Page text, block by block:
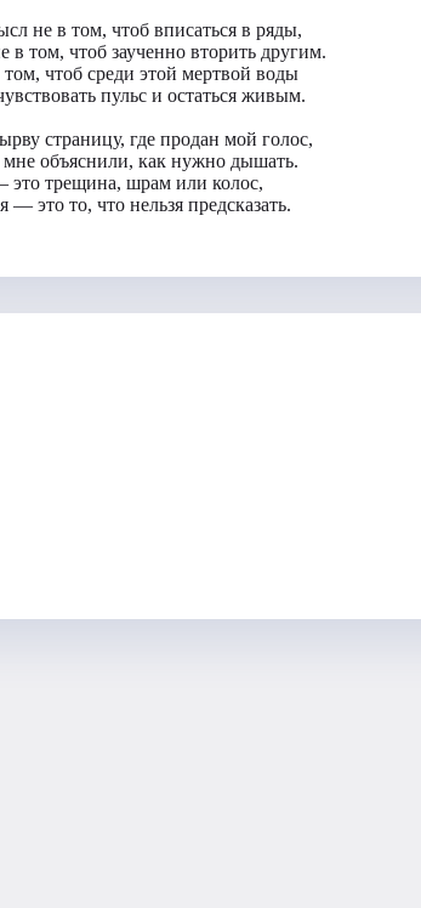
не в том, чтоб вписаться в ряды,
в том, чтоб заученно вторить другим.
чтоб среди этой мертвой воды
пульс и остаться живым.
страницу, где продан мой голос,
мне объяснили, как нужно дышать.
трещина, шрам или колос,
— это то, что нельзя предсказать.